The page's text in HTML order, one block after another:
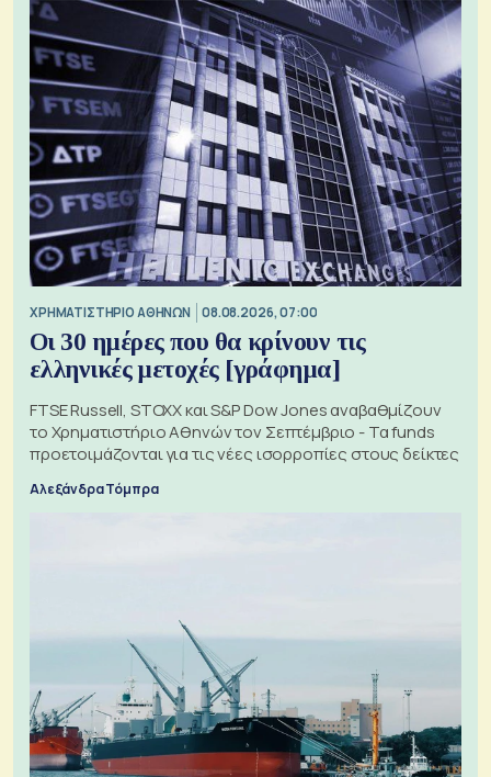
XΡΗΜΑΤΙΣΤΗΡΙΟ ΑΘΗΝΩΝ 08.08.2026, 07:00
Οι 30 ημέρες που θα κρίνουν τις
ελληνικές μετοχές [γράφημα]
FTSE Russell, STOXX και S&P Dow Jones αναβαθμίζουν
το Χρηματιστήριο Αθηνών τον Σεπτέμβριο - Τα funds
προετοιμάζονται για τις νέες ισορροπίες στους δείκτες
Αλεξάνδρα Τόμπρα